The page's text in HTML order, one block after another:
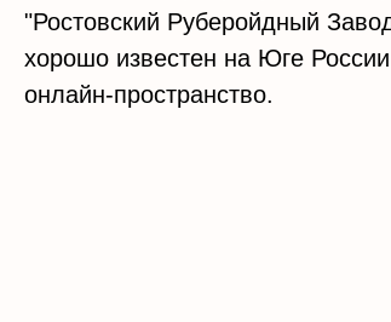
"Ростовский Руберойдный
хорошо известен на Юге
онлайн-пространство.